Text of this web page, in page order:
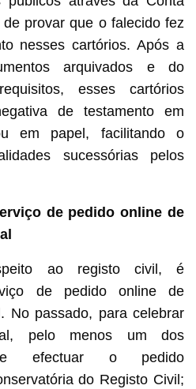
provar que o falecido fez
nesses cartórios. Após a
arquivados e do
esses cartórios
de testamento em
em papel, facilitando o
sucessórias pelos
de pedido online de
ao registo civil, é
de pedido online de
No passado, para celebrar
pelo menos um dos
efectuar o pedido
do Registo Civil;